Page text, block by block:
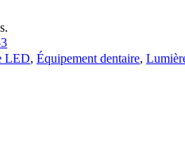
LED, Équipement dentaire,